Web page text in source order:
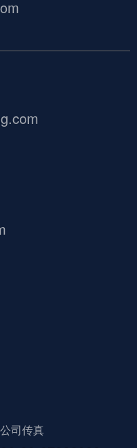
公司传真